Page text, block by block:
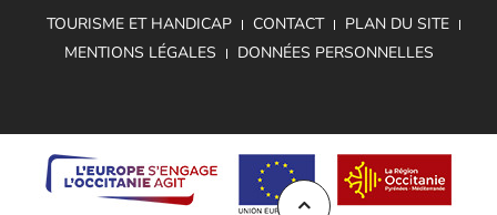
TOURISME ET HANDICAP CONTACT
PLAN DU SITE
MENTIONS LÉGALES
DONNÉES PERSONNELLES